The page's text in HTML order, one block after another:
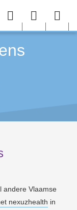
Menu User
andere Vlaamse
nexuzhealth in